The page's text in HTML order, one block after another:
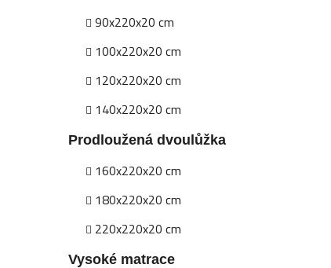
90x220x20 cm
100x220x20 cm
120x220x20 cm
140x220x20 cm
Prodloužená dvoulůžka
160x220x20 cm
180x220x20 cm
220x220x20 cm
Vysoké matrace